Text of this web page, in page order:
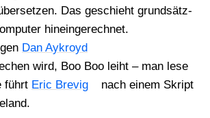
Das geschieht grund­sätz­
hin­ein­ge­rech­net.
Dan Aykroyd
wird, Boo Boo leiht – man lese
führt Eric Bre­vig
nach einem Skript